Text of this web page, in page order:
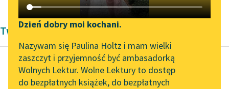
Katalog DAISY
Podkasty o książkach
Zgłoś brak utworu
Aktualności
„Prokurator Alicja Horn”
do słuchania
Narzędzia
Mapa Wolnych Lektur
Leśmianator
Dzień dobry moi kochani.
Nazywam się Paulina Holtz i mam wielki
zaszczyt i przyjemność być ambasadorką
Wolnych Lektur. Wolne Lektury to dostęp
do bezpłatnych książek, do bezpłatnych
Twórczość okresu współczesności André Gide'a
André Gide